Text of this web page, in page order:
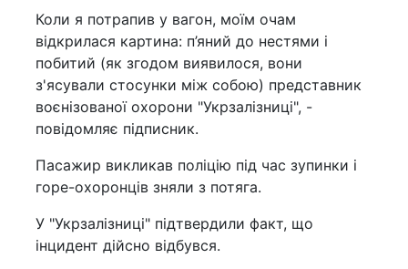
Коли я потрапив у вагон, моїм очам
відкрилася картина: п’яний до нестями і
побитий (як згодом виявилося, вони
з'ясували стосунки між собою) представник
воєнізованої охорони "Укрзалізниці", -
повідомляє підписник.
Пасажир викликав поліцію під час зупинки і
горе-охоронців зняли з потяга.
У "Укрзалізниці" підтвердили факт, що
інцидент дійсно відбувся.